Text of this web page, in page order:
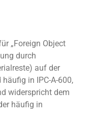
„Foreign Object
durch
auf der
in IPC-A-600,
widerspricht dem
häufig in